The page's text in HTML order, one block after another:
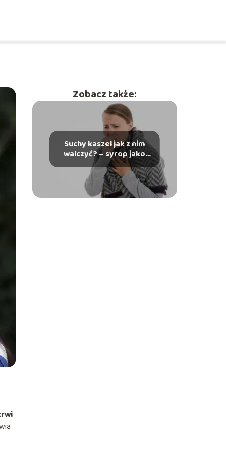
Zobacz także:
Suchy kaszel jak z nim
walczyć? – syrop jako
idealne rozwiązanie